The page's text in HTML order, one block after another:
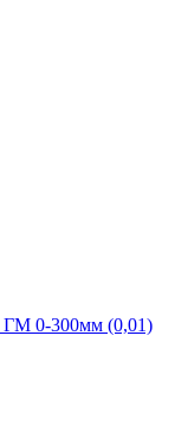
ГМ 0-300мм (0,01)